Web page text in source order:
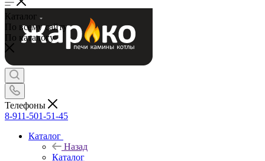
Камины
Котлы
Системы отопления
Дымоходы
Баки для бани
Печное литье
Аксессуары для каминов
Двери для бани и сауны
Отделочные материалы для бани и сауны
Аксессуары для бани и сауны
Готовка на огне
Изоляционные материалы и краска
Камни для бани и сауны
Мебель для бани и сауны
Текстиль и косметика для бани и сауны
Каталог
По всему сайту
По каталогу
Телефоны
8-911-501-51-45
Каталог
Назад
Каталог